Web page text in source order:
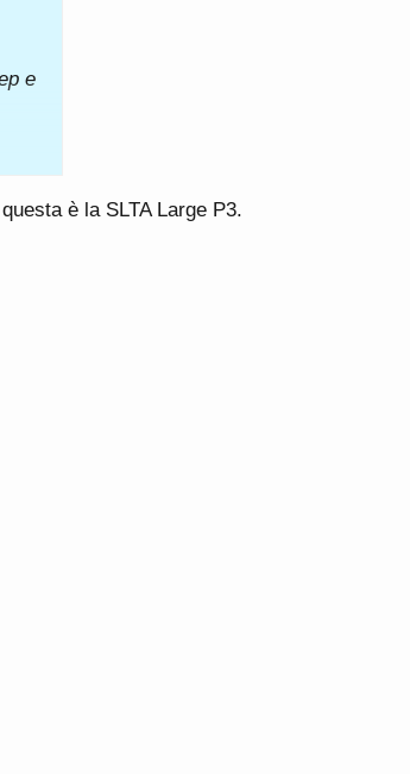
e
è la SLTA Large P3.